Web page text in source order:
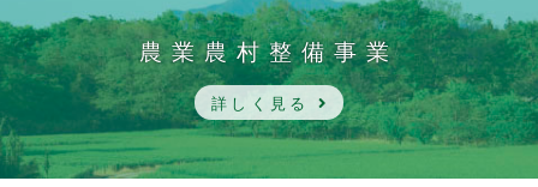
農業農村整備事業
詳しく見る